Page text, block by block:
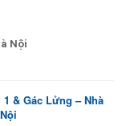
Nội
& Gác Lửng – Nhà